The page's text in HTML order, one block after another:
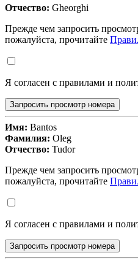
Отчество: Gheorghi
Прежде чем запросить
пожалуйста, прочитайте
Я согласен с правилами и
Запросить просмотр номера
Имя: Bantos
Фамилия: Oleg
Отчество: Tudor
Прежде чем запросить
пожалуйста, прочитайте
Я согласен с правилами и
Запросить просмотр номера